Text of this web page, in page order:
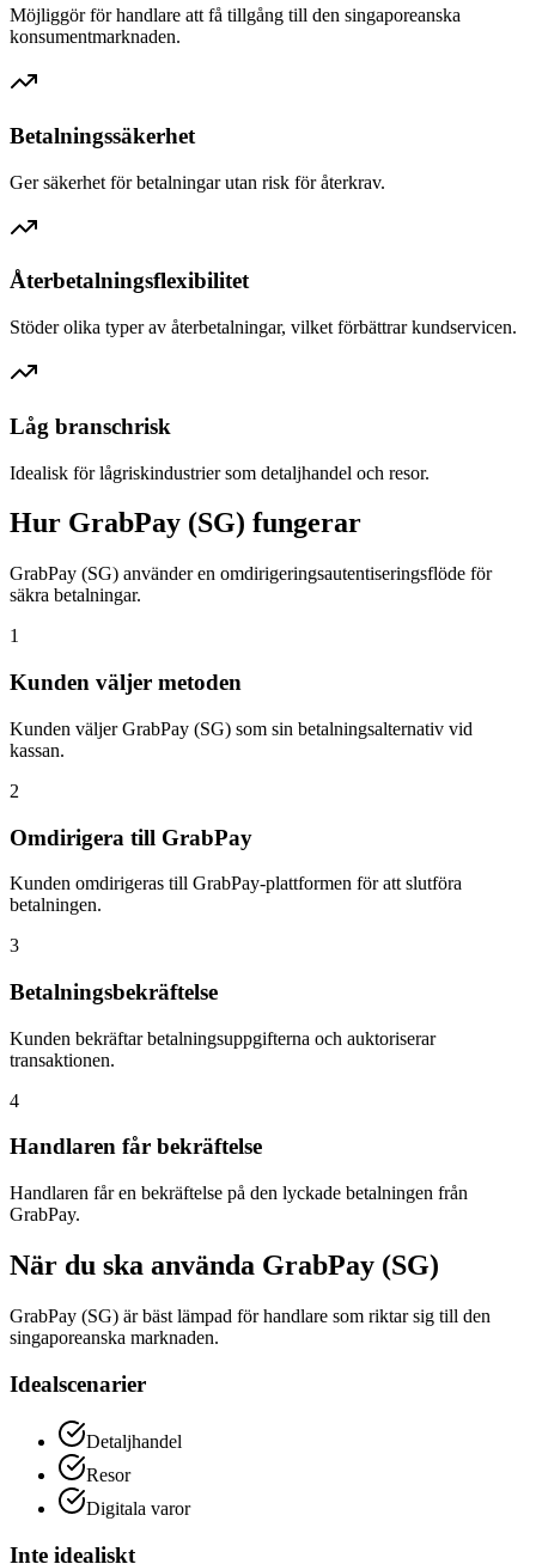
Möjliggör för handlare att få tillgång till den singaporeanska
konsumentmarknaden.
Betalningssäkerhet
Ger säkerhet för betalningar utan risk för återkrav.
Återbetalningsflexibilitet
Stöder olika typer av återbetalningar, vilket förbättrar kundservicen.
Låg branschrisk
Idealisk för lågriskindustrier som detaljhandel och resor.
Hur GrabPay (SG) fungerar
GrabPay (SG) använder en omdirigeringsautentiseringsflöde för
säkra betalningar.
1
Kunden väljer metoden
Kunden väljer GrabPay (SG) som sin betalningsalternativ vid
kassan.
2
Omdirigera till GrabPay
Kunden omdirigeras till GrabPay-plattformen för att slutföra
betalningen.
3
Betalningsbekräftelse
Kunden bekräftar betalningsuppgifterna och auktoriserar
transaktionen.
4
Handlaren får bekräftelse
Handlaren får en bekräftelse på den lyckade betalningen från
GrabPay.
När du ska använda GrabPay (SG)
GrabPay (SG) är bäst lämpad för handlare som riktar sig till den
singaporeanska marknaden.
Idealscenarier
Detaljhandel
Resor
Digitala varor
Inte idealiskt